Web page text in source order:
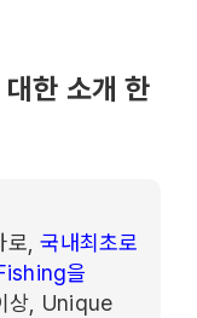
한 소개 한
로,국내최초로
을
상, Unique